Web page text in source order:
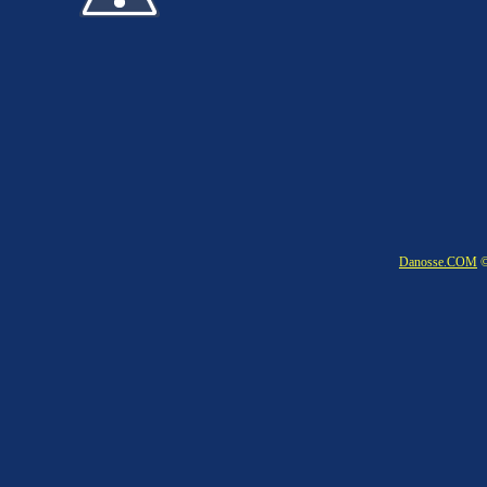
Danosse.COM